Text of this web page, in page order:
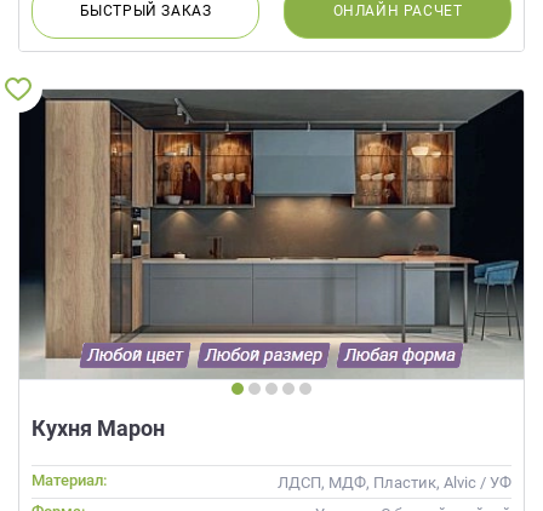
БЫСТРЫЙЗАКАЗ ОНЛАЙН РАСЧЕТ
Кухня Марон
Материал:
ЛДСП, МДФ, Пластик, Alvic / УФ
лак, Стекло